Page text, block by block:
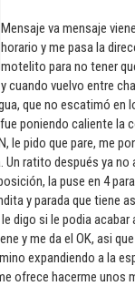
Mensaje va mensaje
horario y me pasa la
motelito para no tener
cuando vuelvo entre
que no escatimó en
poniendo caliente la
le pido que pare, me
Un ratito después ya no
la puse en 4
y parada que tiene
digo si le podia acabar
y me da el OK, asi
expandiendo a la
ofrece hacerme unos